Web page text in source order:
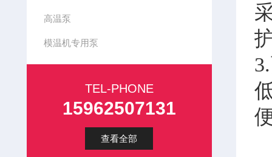
高温泵
模温机专用泵
TEL-PHONE
15962507131
查看全部